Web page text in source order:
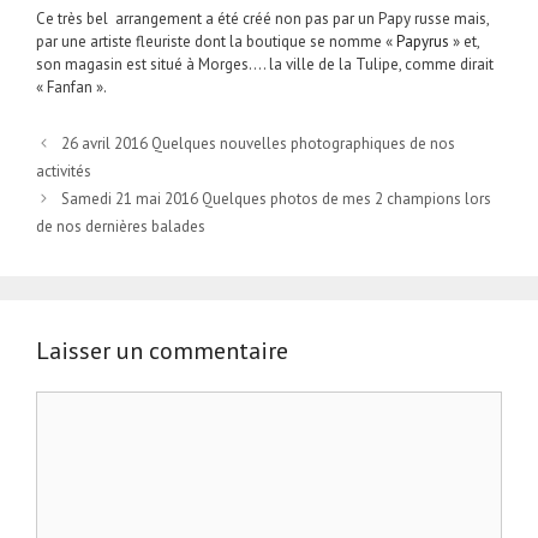
Ce très bel arrangement a été créé non pas par un Papy russe mais,
par une artiste fleuriste dont la boutique se nomme «Papyrus » et,
son magasin est situé à Morges…. la ville de la Tulipe, comme dirait
« Fanfan ».
26 avril 2016 Quelques nouvelles photographiques de nos
activités
Samedi 21 mai 2016 Quelques photos de mes 2 champions lors
de nos dernières balades
Laisser un commentaire